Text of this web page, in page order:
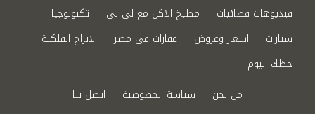
فيديوهات فضائيات
مطبخ الاكل مع لى لى
تكنولوجيا
سيارات
اسعار وعروض عقارات في مصر
الابراج الفلكية
حظك اليوم
من نحن
سياسة الخصوصية اتصل بنا